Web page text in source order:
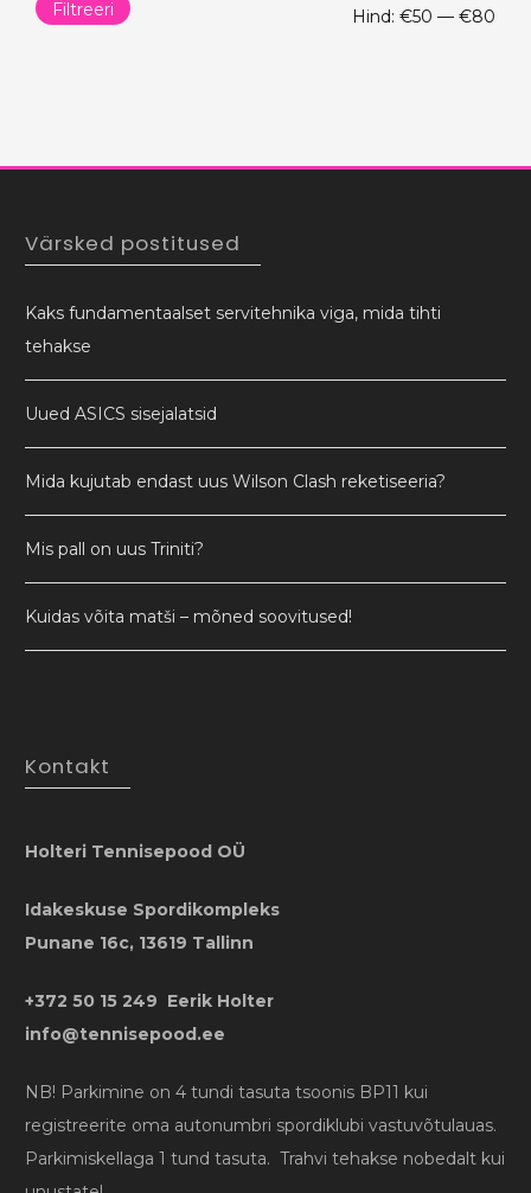
Filtreeri Hind: €50 — €80
Värsked postitused
Kaks fundamentaalset servitehnika viga, mida tihti
tehakse
Uued ASICS sisejalatsid
Mida kujutab endast uus Wilson Clash reketiseeria?
Mis pall on uus Triniti?
Kuidas võita matši – mõned soovitused!
Kontakt
Holteri Tennisepood OÜ
Idakeskuse Spordikompleks
Punane 16c, 13619 Tallinn
+372 50 15 249 Eerik Holter
info@tennisepood.ee
NB! Parkimine on 4 tundi tasuta tsoonis BP11 kui
registreerite oma autonumbri spordiklubi vastuvõtulauas.
Parkimiskellaga 1 tund tasuta. Trahvi tehakse nobedalt kui